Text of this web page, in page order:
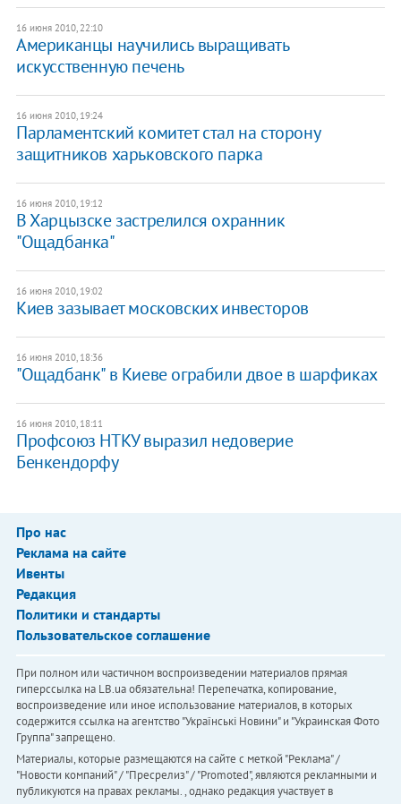
16 июня 2010, 22:10
Американцы научились выращивать
искусственную печень
16 июня 2010, 19:24
Парламентский комитет стал на сторону
защитников харьковского парка
16 июня 2010, 19:12
В Харцызске застрелился охранник
"Ощадбанка"
16 июня 2010, 19:02
Киев зазывает московских инвесторов
16 июня 2010, 18:36
"Ощадбанк" в Киеве ограбили двое в шарфиках
16 июня 2010, 18:11
Профсоюз НТКУ выразил недоверие
Бенкендорфу
Про нас
Реклама на сайте
Ивенты
Редакция
Политики и стандарты
Пользовательское соглашение
При полном или частичном воспроизведении материалов прямая
гиперссылка на LB.ua обязательна! Перепечатка, копирование,
воспроизведение или иное использование материалов, в которых
содержится ссылка на агентство "Українськi Новини" и "Украинская Фото
Группа" запрещено.
Материалы, которые размещаются на сайте с меткой "Реклама" /
"Новости компаний" / "Пресрелиз" / "Promoted", являются рекламными и
публикуются на правах рекламы. , однако редакция участвует в